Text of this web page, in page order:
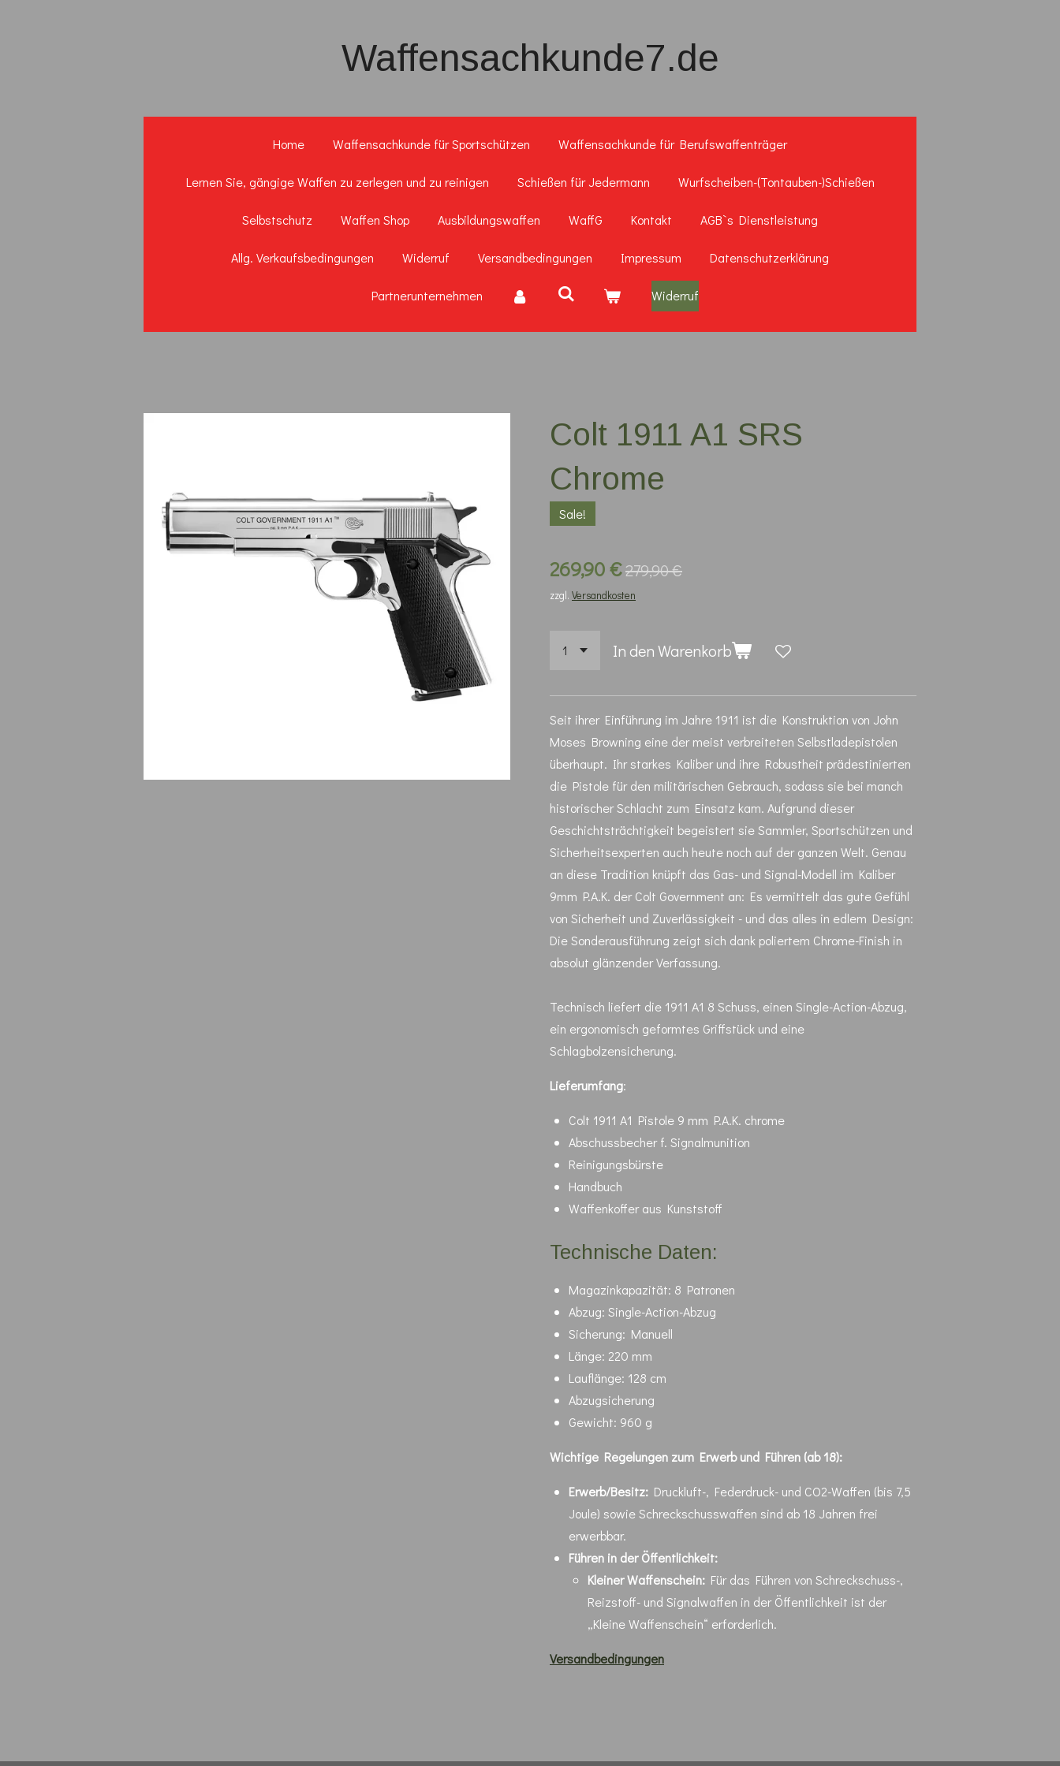
Waffensachkunde7.de
Home Waffensachkunde für Sportschützen Waffensachkunde für Berufswaffenträger
Lernen Sie, gängige Waffen zu zerlegen und zu reinigen Schießen für Jedermann Wurfscheiben-(Tontauben-)Schießen
Selbstschutz Waffen Shop Ausbildungswaffen WaffG Kontakt AGB`s Dienstleistung
Allg. Verkaufsbedingungen Widerruf Versandbedingungen Impressum Datenschutzerklärung
Partnerunternehmen Widerruf
Colt 1911 A1 SRS
Chrome
Sale!
269,90 €279,90 €
zzgl. Versandkosten
In den Warenkorb
Seit ihrer Einführung im Jahre 1911 ist die Konstruktion von John
Moses Browning eine der meist verbreiteten Selbstladepistolen
überhaupt. Ihr starkes Kaliber und ihre Robustheit prädestinierten
die Pistole für den militärischen Gebrauch, sodass sie bei manch
historischer Schlacht zum Einsatz kam. Aufgrund dieser
Geschichtsträchtigkeit begeistert sie Sammler, Sportschützen und
Sicherheitsexperten auch heute noch auf der ganzen Welt. Genau
an diese Tradition knüpft das Gas- und Signal-Modell im Kaliber
9mm P.A.K. der Colt Government an: Es vermittelt das gute Gefühl
von Sicherheit und Zuverlässigkeit - und das alles in edlem Design:
Die Sonderausführung zeigt sich dank poliertem Chrome-Finish in
absolut glänzender Verfassung.
Technisch liefert die 1911 A1 8 Schuss, einen Single-Action-Abzug,
ein ergonomisch geformtes Griffstück und eine
Schlagbolzensicherung.
Lieferumfang:
Colt 1911 A1 Pistole 9 mm P.A.K. chrome
Abschussbecher f. Signalmunition
Reinigungsbürste
Handbuch
Waffenkoffer aus Kunststoff
Technische Daten:
Magazinkapazität: 8 Patronen
Abzug: Single-Action-Abzug
Sicherung: Manuell
Länge: 220 mm
Lauflänge: 128 cm
Abzugsicherung
Gewicht: 960 g
Wichtige Regelungen zum Erwerb und Führen (ab 18):
Erwerb/Besitz: Druckluft-, Federdruck- und CO2-Waffen (bis 7,5
Joule) sowie Schreckschusswaffen sind ab 18 Jahren frei
erwerbbar.
Führen in der Öffentlichkeit:
Kleiner Waffenschein: Für das Führen von Schreckschuss-,
Reizstoff- und Signalwaffen in der Öffentlichkeit ist der
„Kleine Waffenschein“ erforderlich.
Versandbedingungen